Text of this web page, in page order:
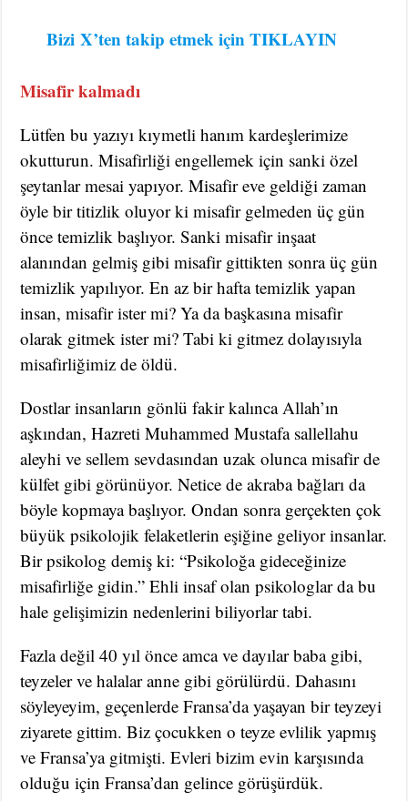
Bizi X’ten takip etmek için TIKLAYIN
Misafir kalmadı
Lütfen bu yazıyı kıymetli hanım kardeşlerimize
okutturun. Misafirliği engellemek için sanki özel
şeytanlar mesai yapıyor. Misafir eve geldiği zaman
öyle bir titizlik oluyor ki misafir gelmeden üç gün
önce temizlik başlıyor. Sanki misafir inşaat
alanından gelmiş gibi misafir gittikten sonra üç gün
temizlik yapılıyor. En az bir hafta temizlik yapan
insan, misafir ister mi? Ya da başkasına misafir
olarak gitmek ister mi? Tabi ki gitmez dolayısıyla
misafirliğimiz de öldü.
Dostlar insanların gönlü fakir kalınca Allah’ın
aşkından, Hazreti Muhammed Mustafa sallellahu
aleyhi ve sellem sevdasından uzak olunca misafir de
külfet gibi görünüyor. Netice de akraba bağları da
böyle kopmaya başlıyor. Ondan sonra gerçekten çok
büyük psikolojik felaketlerin eşiğine geliyor insanlar.
Bir psikolog demiş ki: “Psikoloğa gideceğinize
misafirliğe gidin.” Ehli insaf olan psikologlar da bu
hale gelişimizin nedenlerini biliyorlar tabi.
Fazla değil 40 yıl önce amca ve dayılar baba gibi,
teyzeler ve halalar anne gibi görülürdü. Dahasını
söyleyeyim, geçenlerde Fransa’da yaşayan bir teyzeyi
ziyarete gittim. Biz çocukken o teyze evlilik yapmış
ve Fransa’ya gitmişti. Evleri bizim evin karşısında
olduğu için Fransa’dan gelince görüşürdük.